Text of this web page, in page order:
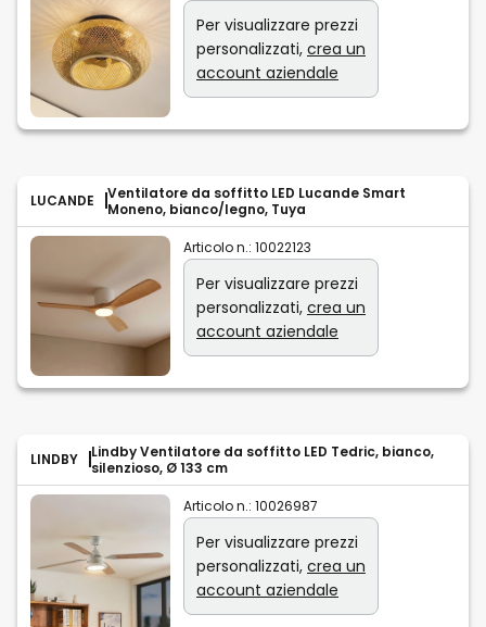
Per visualizzare prezzi
personalizzati, crea un
account aziendale
LUCANDE
Ventilatore da soffitto LED Lucande Smart
Moneno, bianco/legno, Tuya
Articolo n.: 10022123
Per visualizzare prezzi
personalizzati, crea un
account aziendale
LINDBY
Lindby Ventilatore da soffitto LED Tedric, bianco,
silenzioso, Ø 133 cm
Articolo n.: 10026987
Per visualizzare prezzi
personalizzati, crea un
account aziendale